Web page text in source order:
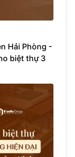
Hải Phòng -
biệt thự 3